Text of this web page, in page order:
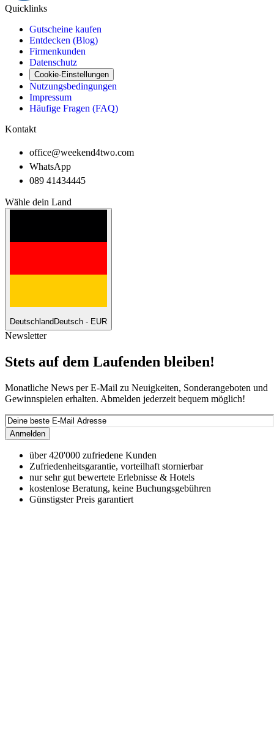
Quicklinks
Gutscheine kaufen
Entdecken (Blog)
Firmenkunden
Datenschutz
Cookie-Einstellungen
Nutzungsbedingungen
Impressum
Häufige Fragen (FAQ)
Kontakt
office@weekend4two.com
WhatsApp
089 41434445
Wähle dein Land
Deutschland Deutsch - EUR
Newsletter
Stets auf dem Laufenden bleiben!
Monatliche News per E-Mail zu Neuigkeiten, Sonderangeboten und
Gewinnspielen erhalten. Abmelden jederzeit bequem möglich!
Anmelden
über 420'000 zufriedene Kunden
Zufriedenheitsgarantie, vorteilhaft stornierbar
nur sehr gut bewertete Erlebnisse & Hotels
kostenlose Beratung, keine Buchungsgebühren
Günstigster Preis garantiert